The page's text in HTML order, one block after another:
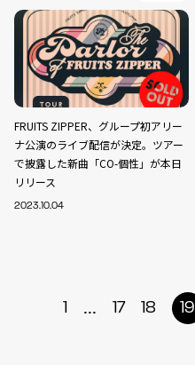
FRUITS ZIPPER、グループ初アリー
ナ公演のライブ配信が決定。ツアー
で披露した新曲「CO-個性」が本日
リリース
2023.10.04
1 ... 17 18 19